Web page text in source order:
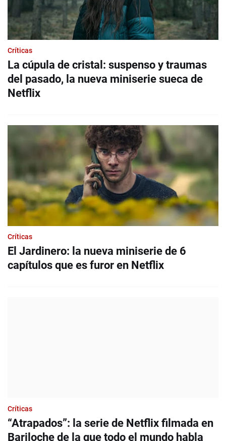
Críticas
La cúpula de cristal: suspenso y traumas
del pasado, la nueva miniserie sueca de
Netflix
Críticas
El Jardinero: la nueva miniserie de 6
capítulos que es furor en Netflix
Críticas
“Atrapados”: la serie de Netflix filmada en
Bariloche de la que todo el mundo habla